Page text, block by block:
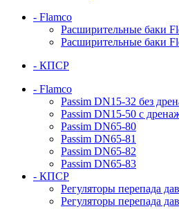
- Flamco
Расширительные баки
Расширительные баки
- КПСР
- Flamco
Passim DN15-32 без
Passim DN15-50 с
Passim DN65-80
Passim DN65-81
Passim DN65-82
Passim DN65-83
- КПСР
Регуляторы перепада
Регуляторы перепада